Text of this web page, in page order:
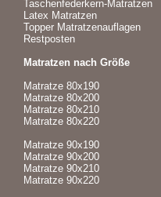
Taschenfederkern-Matratzen
Latex Matratzen
Topper Matratzenauflagen
Restposten
Matratzen nach Größe
Matratze 80x190
Matratze 80x200
Matratze 80x210
Matratze 80x220
Matratze 90x190
Matratze 90x200
Matratze 90x210
Matratze 90x220